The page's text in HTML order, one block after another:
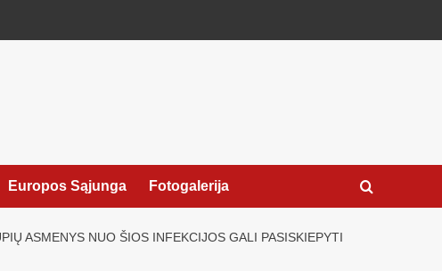
Europos Sąjunga Fotogalerija
ASMENYS NUO ŠIOS INFEKCIJOS GALI PASISKIEPYTI